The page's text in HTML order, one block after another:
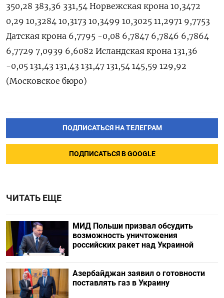
350,28 383,36 331,54 Норвежская крона 10,3472
0,29 10,3284 10,3173 10,3499 10,3025 11,2971 9,7753
Датская крона 6,7795 -0,08 6,7847 6,7846 6,7864
6,7729 7,0939 6,6082 Исландская крона 131,36
-0,05 131,43 131,43 131,47 131,54 145,59 129,92
(Московское бюро)
ПОДПИСАТЬСЯ НА ТЕЛЕГРАМ
ПОДПИСАТЬСЯ В GOOGLE
ЧИТАТЬ ЕЩЕ
МИД Польши призвал обсудить
возможность уничтожения
российских ракет над Украиной
Азербайджан заявил о готовности
поставлять газ в Украину